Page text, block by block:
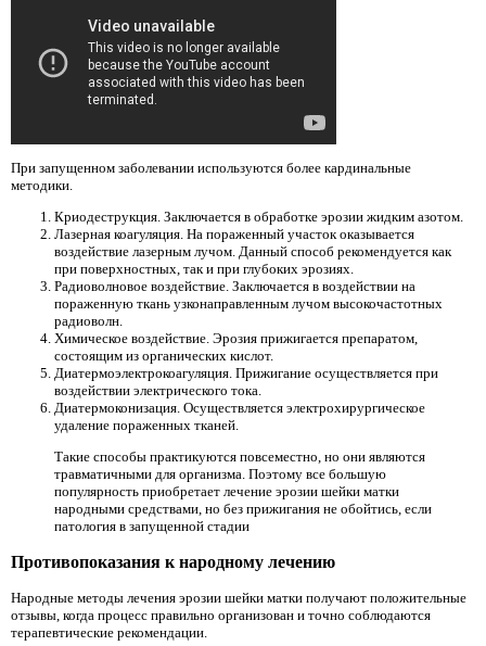
При запущенном заболевании используются более кардинальные
методики.
Криодеструкция. Заключается в обработке эрозии жидким азотом.
Лазерная коагуляция. На пораженный участок оказывается
воздействие лазерным лучом. Данный способ рекомендуется как
при поверхностных, так и при глубоких эрозиях.
Радиоволновое воздействие. Заключается в воздействии на
пораженную ткань узконаправленным лучом высокочастотных
радиоволн.
Химическое воздействие. Эрозия прижигается препаратом,
состоящим из органических кислот.
Диатермоэлектрокоагуляция. Прижигание осуществляется при
воздействии электрического тока.
Диатермоконизация. Осуществляется электрохирургическое
удаление пораженных тканей.
Такие способы практикуются повсеместно, но они являются
травматичными для организма. Поэтому все большую
популярность приобретает лечение эрозии шейки матки
народными средствами, но без прижигания не обойтись, если
патология в запущенной стадии
Противопоказания к народному лечению
Народные методы лечения эрозии шейки матки получают положительные
отзывы, когда процесс правильно организован и точно соблюдаются
терапевтические рекомендации.